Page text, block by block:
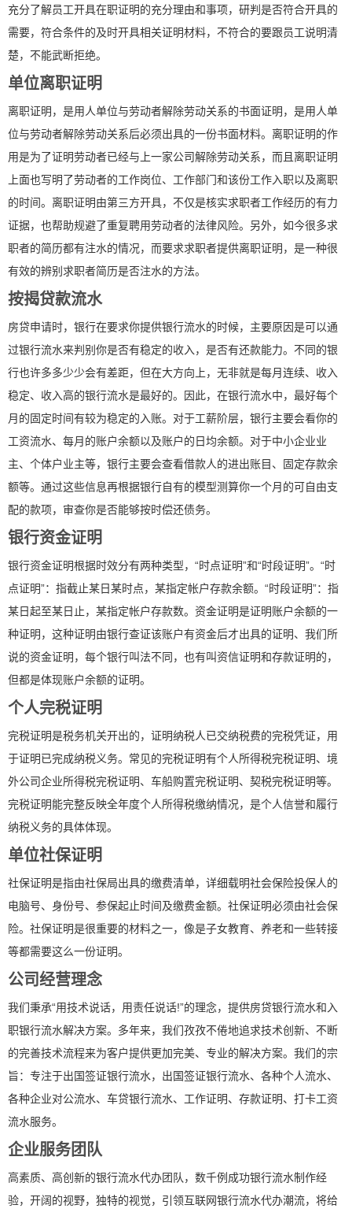
充分了解员工开具在职证明的充分理由和事项，研判是否符合开具的
需要，符合条件的及时开具相关证明材料，不符合的要跟员工说明清
楚，不能武断拒绝。
单位离职证明
离职证明，是用人单位与劳动者解除劳动关系的书面证明，是用人单
位与劳动者解除劳动关系后必须出具的一份书面材料。离职证明的作
用是为了证明劳动者已经与上一家公司解除劳动关系，而且离职证明
上面也写明了劳动者的工作岗位、工作部门和该份工作入职以及离职
的时间。离职证明由第三方开具，不仅是核实求职者工作经历的有力
证据，也帮助规避了重复聘用劳动者的法律风险。另外，如今很多求
职者的简历都有注水的情况，而要求求职者提供离职证明，是一种很
有效的辨别求职者简历是否注水的方法。
按揭贷款流水
房贷申请时，银行在要求你提供银行流水的时候，主要原因是可以通
过银行流水来判别你是否有稳定的收入，是否有还款能力。不同的银
行也许多多少少会有差距，但在大方向上，无非就是每月连续、收入
稳定、收入高的银行流水是最好的。因此，在银行流水中，最好每个
月的固定时间有较为稳定的入账。对于工薪阶层，银行主要会看你的
工资流水、每月的账户余额以及账户的日均余额。对于中小企业业
主、个体户业主等，银行主要会查看借款人的进出账目、固定存款余
额等。通过这些信息再根据银行自有的模型测算你一个月的可自由支
配的款项，审查你是否能够按时偿还债务。
银行资金证明
银行资金证明根据时效分有两种类型，“时点证明”和“时段证明”。“时
点证明”：指截止某日某时点，某指定帐户存款余额。“时段证明”：指
某日起至某日止，某指定帐户存款数。资金证明是证明账户余额的一
种证明，这种证明由银行查证该账户有资金后才出具的证明、我们所
说的资金证明，每个银行叫法不同，也有叫资信证明和存款证明的，
但都是体现账户余额的证明。
个人完税证明
完税证明是税务机关开出的，证明纳税人已交纳税费的完税凭证，用
于证明已完成纳税义务。常见的完税证明有个人所得税完税证明、境
外公司企业所得税完税证明、车船购置完税证明、契税完税证明等。
完税证明能完整反映全年度个人所得税缴纳情况，是个人信誉和履行
纳税义务的具体体现。
单位社保证明
社保证明是指由社保局出具的缴费清单，详细载明社会保险投保人的
电脑号、身份号、参保起止时间及缴费金额。社保证明必须由社会保
险。社保证明是很重要的材料之一，像是子女教育、养老和一些转接
等都需要这么一份证明。
公司经营理念
我们秉承“用技术说话，用责任说话!”的理念，提供房贷银行流水和入
职银行流水解决方案。多年来，我们孜孜不倦地追求技术创新、不断
的完善技术流程来为客户提供更加完美、专业的解决方案。我们的宗
旨：专注于出国签证银行流水，出国签证银行流水、各种个人流水、
各种企业对公流水、车贷银行流水、工作证明、存款证明、打卡工资
流水服务。
企业服务团队
高素质、高创新的银行流水代办团队，数千例成功银行流水制作经
验，开阔的视野，独特的视觉，引领互联网银行流水代办潮流，将给